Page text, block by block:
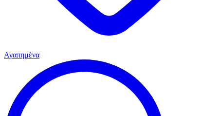
Αγαπημένα